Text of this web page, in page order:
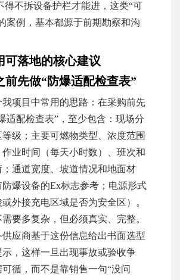
得不拆设备护栏才能进，这类“可
案例，基本都源于前期勘察和沟
可落地的核心建议
前先做“防爆适配检查表”
项目中常用的思路：在采购前先
适配检查表”，至少包含：现场分
级；主要可燃物类型、浓度范围
业时间（每天小时数）、班次和
通道宽度、坡道情况和地面材
防爆设备的Ex标志参考；电源形式
或外接充电区域是否为安全区）。
要多复杂，但必须真实、完整。
应商基于这份信息给出书面选型
，这样一旦出现事故或验收争
循，而不是靠销售一句“没问